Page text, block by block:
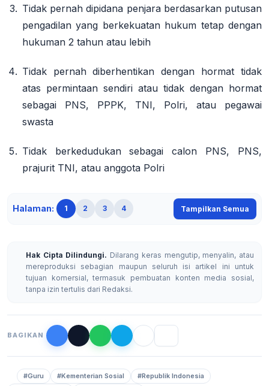
Tidak pernah dipidana penjaraberdasarkan putusan
pengadilan yang berkekuatan hukum tetap dengan
hukuman 2 tahun atau lebih
Tidak pernah diberhentikan dengan hormat tidak
atas permintaan sendiri atau tidak dengan hormat
sebagai PNS, PPPK, TNI, Polri, atau pegawai
swasta
Tidak berkedudukansebagai calon PNS, PNS,
prajurit TNI, atau anggota Polri
Halaman: 1 2 3 4 Tampilkan Semua
Hak Cipta Dilindungi. Dilarang keras mengutip, menyalin, atau
mereproduksi sebagian maupun seluruh isi artikel ini untuk
tujuan komersial, termasuk pembuatan konten media sosial,
tanpa izin tertulis dari Redaksi.
BAGIKAN
#Guru #Kementerian Sosial
#Republik Indonesia